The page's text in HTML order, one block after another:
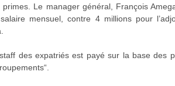
primes. Le manager général, François
mensuel, contre 4 millions pour
des expatriés est payé sur la base des